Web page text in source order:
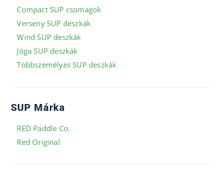
Compact SUP csomagok
Verseny SUP deszkák
Wind SUP deszkák
Jóga SUP deszkák
Többszemélyes SUP deszkák
SUP Márka
RED Paddle Co.
Red Original